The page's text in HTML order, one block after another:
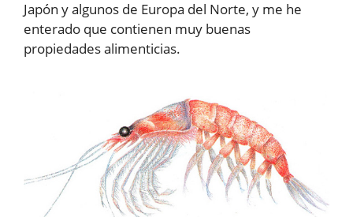
Japón y algunos de Europa del Norte, y me he
enterado que contienen muy buenas
propiedades alimenticias.